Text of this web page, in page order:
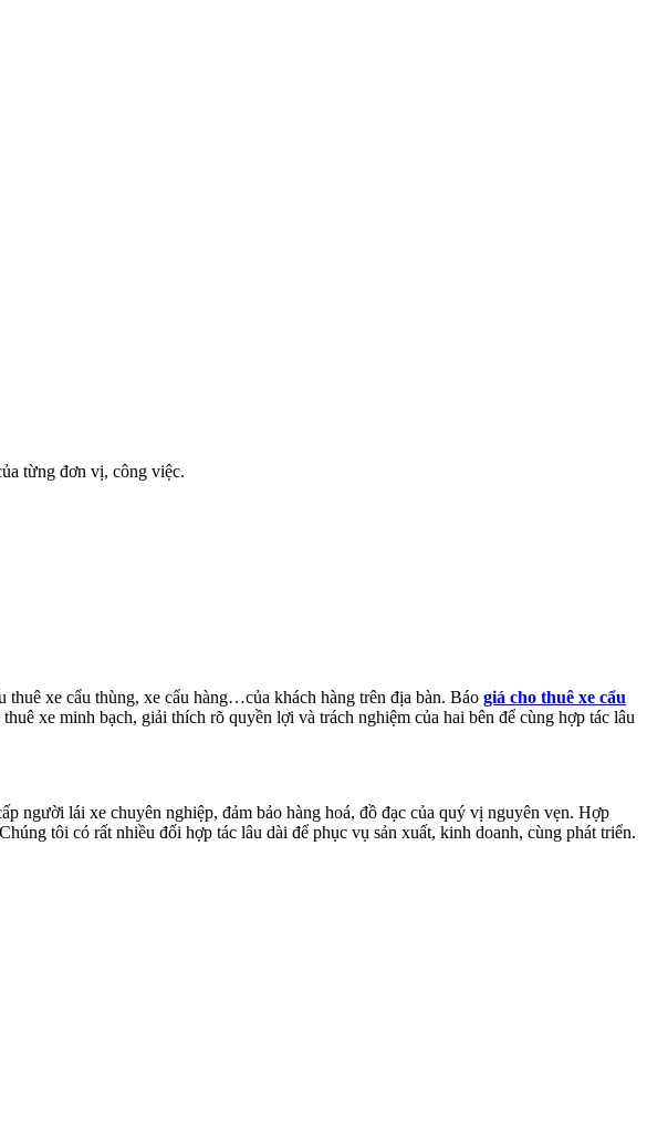
từng đơn vị, công việc.
xe cẩu thùng, xe cẩu hàng…của khách hàng trên địa bàn. Báo giá cho thuê xe cẩu
xe minh bạch, giải thích rõ quyền lợi và trách nghiệm của hai bên để cùng hợp tác lâu
người lái xe chuyên nghiệp, đảm bảo hàng hoá, đồ đạc của quý vị nguyên vẹn. Hợp
tôi có rất nhiều đối hợp tác lâu dài để phục vụ sản xuất, kinh doanh, cùng phát triển.